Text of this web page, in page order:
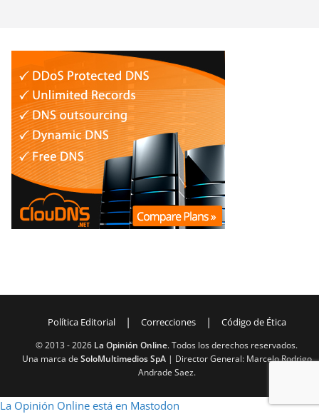
Política Editorial | Correcciones | Código de Ética
© 2013 -2026 La Opinión Online. Todos los derechos reservados.
Una marca de SoloMultimedios SpA| Director General: Marcelo Rodrigo
Andrade Saez.
La Opinión Online está en Mastodon